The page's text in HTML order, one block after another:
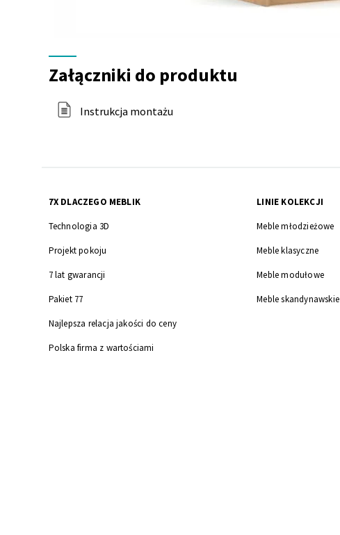
do
produktu
Załączniki do produktu
Instrukcja montażu
7X DLACZEGO MEBLIK
Technologia 3D
Projekt pokoju
7 lat gwarancji
Pakiet 77
Najlepsza relacja jakości do ceny
Polska firma z wartościami
LINIE KOLEKCJI
Meble młodzieżowe
Meble klasyczne
Meble modułowe
Meble skandynawskie